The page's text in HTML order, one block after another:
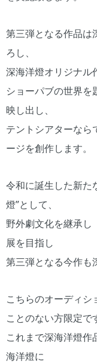
第三弾となる作品は
ろし、
深海洋燈オリジナル
ショーパブの世界を
映し出し、
テントシアターなら
ージを創作します。
令和に誕生した新た
燈”として、
野外劇文化を継承し
展を目指し
第三弾となる今作も
こちらのオーディシ
ことのない方限定で
これまで深海洋燈
海洋燈に